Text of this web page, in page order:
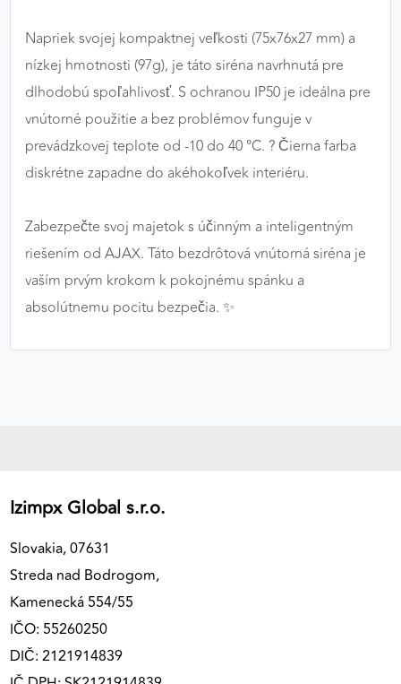
Napriek svojej kompaktnej veľkosti (75x76x27 mm) a
nízkej hmotnosti (97g), je táto siréna navrhnutá pre
dlhodobú spoľahlivosť. S ochranou IP50 je ideálna pre
vnútorné použitie a bez problémov funguje v
prevádzkovej teplote od -10 do 40 °C. ?️ Čierna farba
diskrétne zapadne do akéhokoľvek interiéru.
Zabezpečte svoj majetok s účinným a inteligentným
riešením od AJAX. Táto bezdrôtová vnútorná siréna je
vaším prvým krokom k pokojnému spánku a
absolútnemu pocitu bezpečia. ✨
Izimpx Global s.r.o.
Slovakia, 07631
Streda nad Bodrogom,
Kamenecká 554/55
IČO: 55260250
DIČ: 2121914839